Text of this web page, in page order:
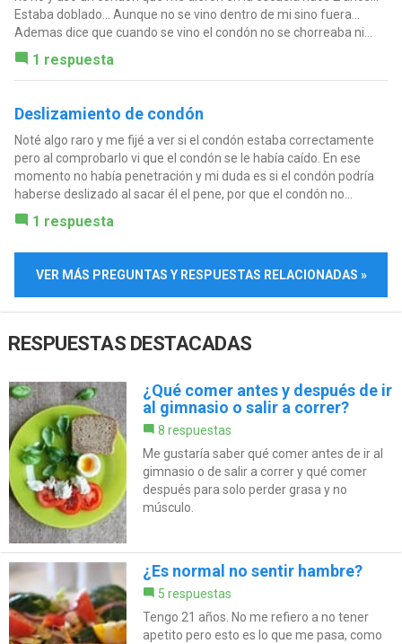
Estaba doblado... Aunque no se vino dentro de mi sino fuera...
Ademas dice que cuando se vino el condón no se chorreaba ni...
1 respuesta
Deslizamiento de condón
Noté algo raro y me fijé a ver si el condón estaba correctamente
pero al comprobarlo vi que el condón se le había caído. En ese
momento no había penetración y mi duda es si el condón podría
haberse deslizado al sacar él el pene, por que el condón no...
1 respuesta
VER MÁS PREGUNTAS Y RESPUESTAS RELACIONADAS »
RESPUESTAS DESTACADAS
¿Qué comer antes y después de ir
al gimnasio o salir a correr?
8 respuestas
Me gustaría saber qué comer antes de ir al
gimnasio o de salir a correr y qué comer
después para solo perder grasa y no
músculo.
¿Es normal no sentir hambre?
5 respuestas
Tengo 21 años. No me refiero a no tener
apetito pero esto es lo que me pasa, como